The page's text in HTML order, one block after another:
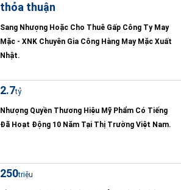
thỏa thuận
Sang Nhượng Hoặc Cho Thuê Gấp Công Ty May
Mặc - XNK Chuyên Gia Công Hàng May Mặc Xuất
Nhật.
2.7tỷ
Nhượng Quyền Thương Hiệu Mỹ Phẩm Có Tiếng
Đã Hoạt Động 10 Năm Tại Thị Trường Việt Nam.
250triệu